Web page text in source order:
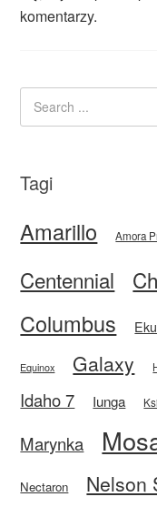
komentarzy.
Tagi
Amarillo Amora
Centennial
Columbus
Equinox Galaxy
Idaho 7 Iunga
Marynka
Nectaron Nelson